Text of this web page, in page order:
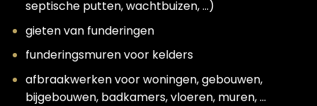
septische putten, wachtbuizen, …)
gieten van funderingen
funderingsmuren voor kelders
afbraakwerken voor woningen, gebouwen,
bijgebouwen, badkamers, vloeren, muren, …